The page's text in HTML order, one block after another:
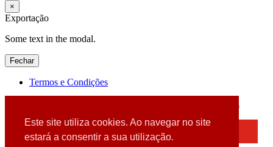
Este site utiliza cookies. Ao navegar no site
estará a consentir a sua utilização.
×
Exportação
Some text in the modal.
Fechar
Termos e Condições
Detectamos que está a usar um browser desatualizado